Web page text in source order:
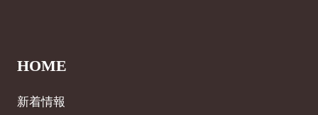
HOME
新着情報